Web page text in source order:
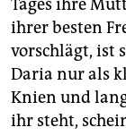
Tages ihre
ihrer besten
vorschlägt, ist
Daria nur als
Knien und
ihr steht,